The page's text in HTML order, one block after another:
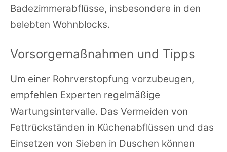
Badezimmerabflüsse, insbesondere in den
belebten Wohnblocks.
Vorsorgemaßnahmen und Tipps
Um einer Rohrverstopfung vorzubeugen,
empfehlen Experten regelmäßige
Wartungsintervalle. Das Vermeiden von
Fettrückständen in Küchenabflüssen und das
Einsetzen von Sieben in Duschen können